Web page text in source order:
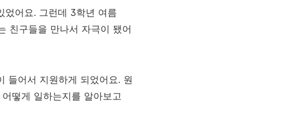
었어요. 그런데 3학년 여름
친구들을 만나서 자극이 됐어
들어서 지원하게 되었어요. 원
떻게 일하는지를 알아보고